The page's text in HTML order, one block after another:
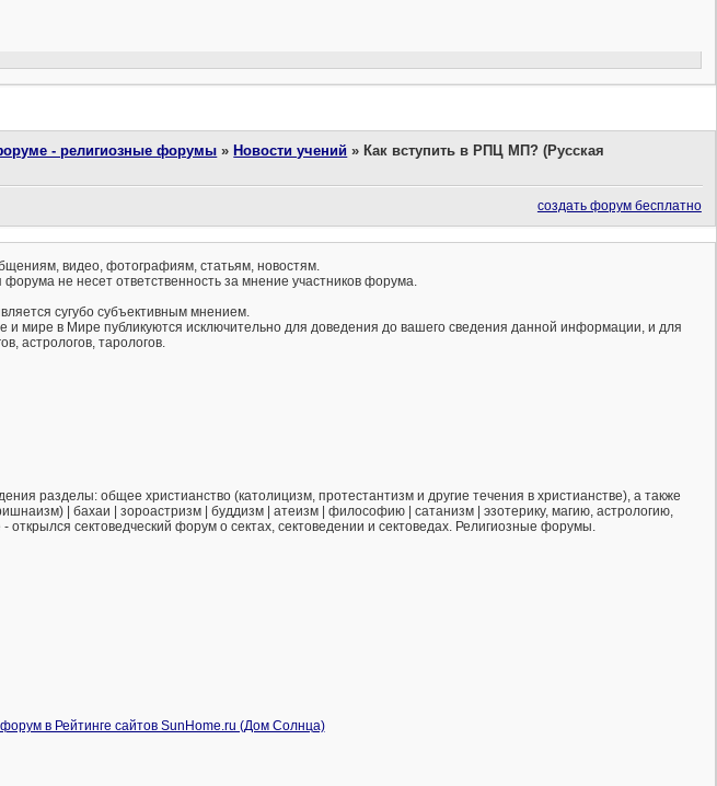
- религиозные форумы » Новости учений » Как вступить в РПЦ МП? (Русская
создать форум бесплатно
видео, фотографиям, статьям, новостям.
не несет ответственность за мнение участников форума.
сугубо субъективным мнением.
мире в Мире публикуются исключительно для доведения до вашего сведения данной информации, и для
астрологов, тарологов.
разделы: общее христианство (католицизм, протестантизм и другие течения в христианстве), а также
| бахаи | зороастризм | буддизм | атеизм | философию | сатанизм | эзотерику, магию, астрологию,
открылся сектоведческий форум о сектах, сектоведении и сектоведах. Религиозные форумы.